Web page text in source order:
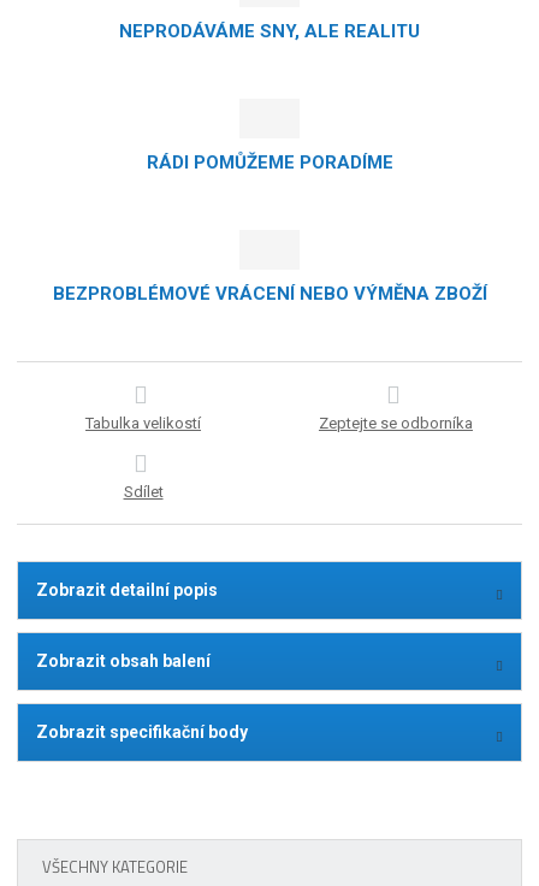
NEPRODÁVÁME SNY, ALE REALITU
RÁDI POMŮŽEME PORADÍME
BEZPROBLÉMOVÉ VRÁCENÍ NEBO VÝMĚNA ZBOŽÍ
Tabulka velikostí Zeptejte se odborníka
Sdílet
Zobrazit detailní popis
Zobrazit obsah balení
Zobrazit specifikační body
VŠECHNY KATEGORIE